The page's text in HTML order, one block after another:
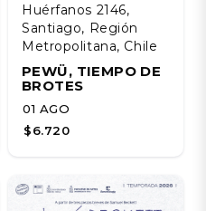
Huérfanos 2146,
Santiago, Región
Metropolitana, Chile
PEWÜ, TIEMPO DE
BROTES
01 AGO
$6.720